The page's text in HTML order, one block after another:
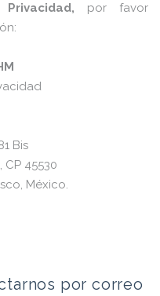
por favor
Bis
CP 45530
México.
por correo